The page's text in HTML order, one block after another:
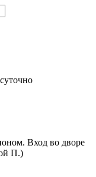
Вход во дворе
П.)